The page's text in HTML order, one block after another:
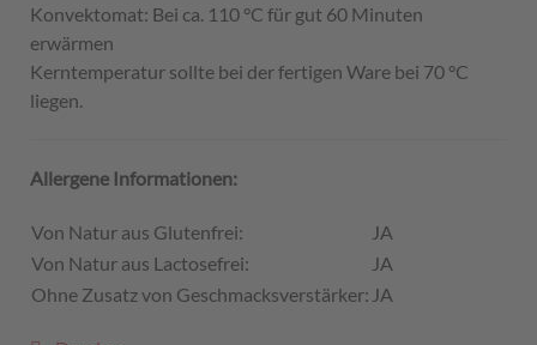
Konvektomat: Bei ca. 110 °C für gut 60 Minuten
erwärmen
Kerntemperatur sollte bei der fertigen Ware bei 70 °C
liegen.
Allergene Informationen:
Von Natur aus Glutenfrei:
JA
Von Natur aus Lactosefrei:
JA
Ohne Zusatz von Geschmacksverstärker: JA